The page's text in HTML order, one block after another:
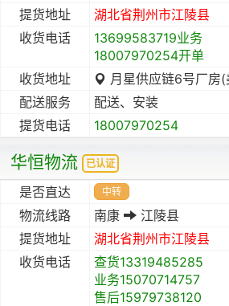
提货地址
湖北省荆州市江陵县
收货电话
13699583719业务
18007970254开单
收货地址
月星供应链6号厂房
配送服务
配送、安装
提货电话
18007970254
华恒物流 已认证
是否直达 中转
物流线路 南康
江陵县
提货地址
湖北省荆州市江陵县
收货电话
查货13319485285
业务15070714757
售后15979738120